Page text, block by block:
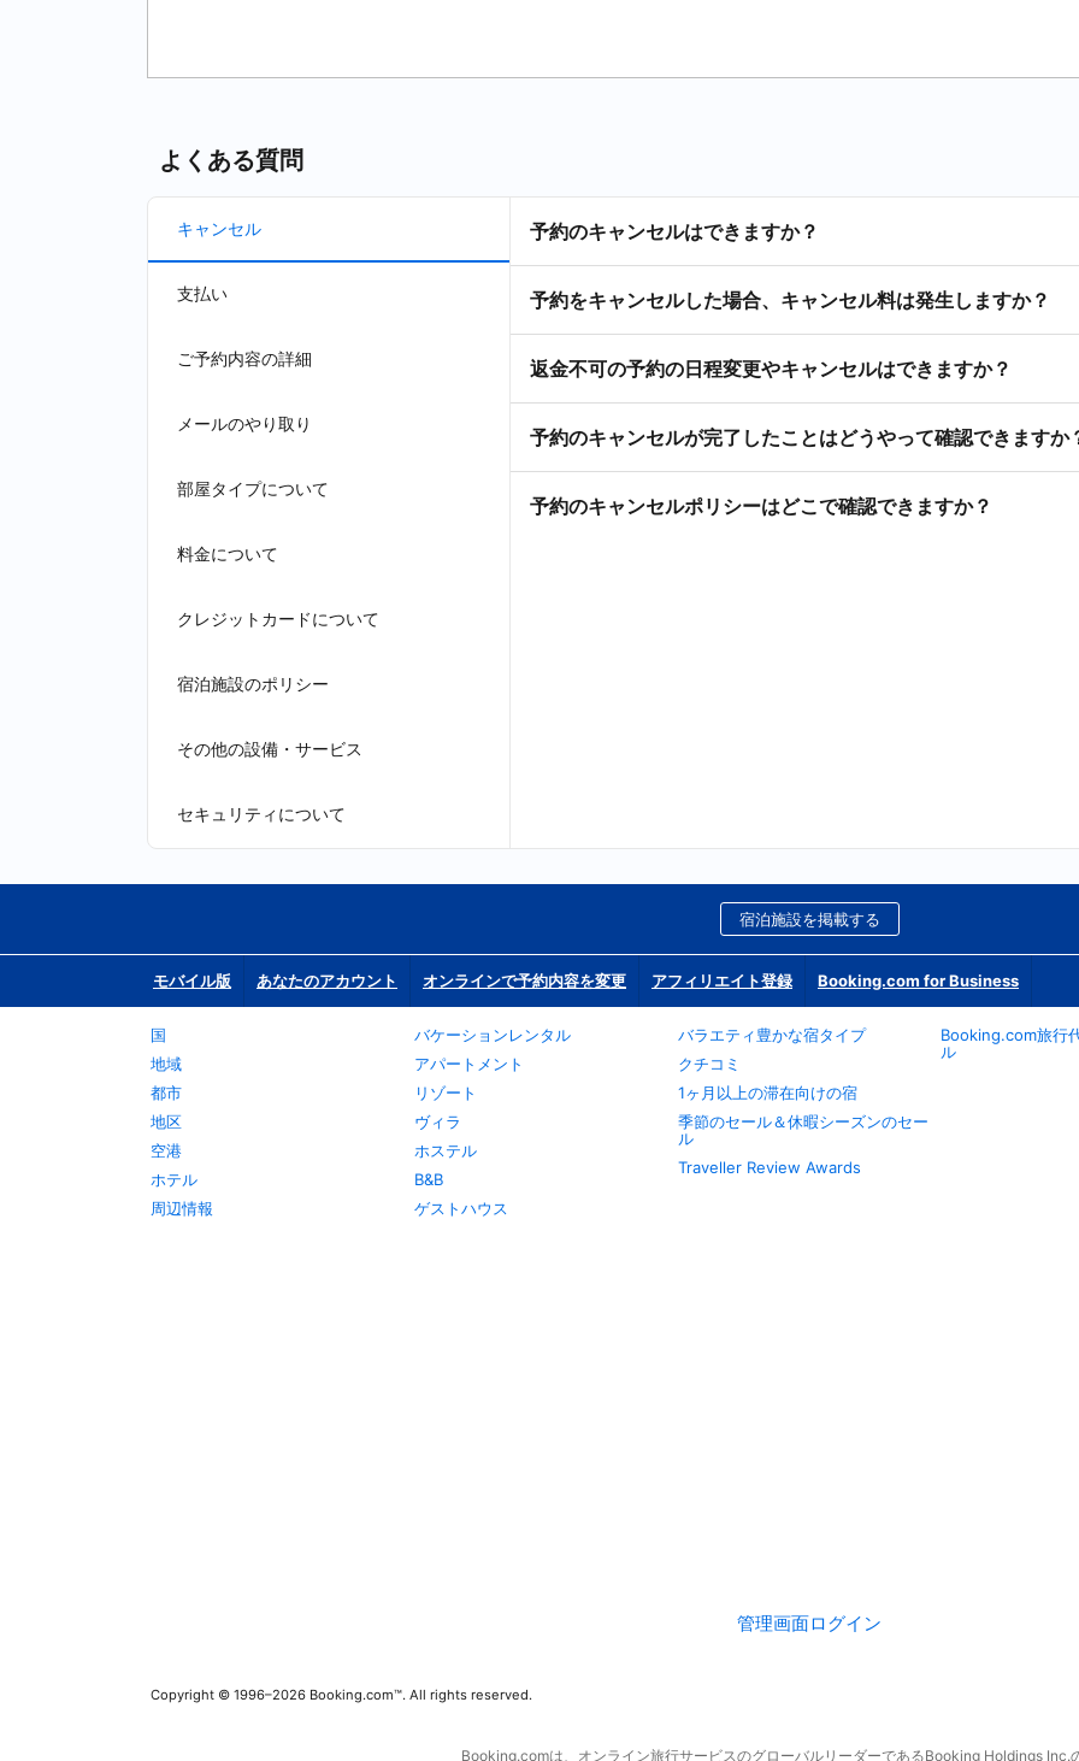
よくある質問
キャンセル
支払い
ご予約内容の詳細
メールのやり取り
部屋タイプについて
料金について
クレジットカードについて
宿泊施設のポリシー
その他の設備・サービス
セキュリティについて
予約のキャンセルはできますか？
予約をキャンセルした場合、キャンセル料は発生しますか？
返金不可の予約の日程変更やキャンセルはできますか？
予約のキャンセルが完了したことはどうやって確認できますか
予約のキャンセルポリシーはどこで確認できますか？
宿泊施設を掲載する
モバイル版 あなたのアカウント オンラインで予約内容を変更 アフィリエイト登録 Booking.com for Business
国
地域
都市
地区
空港
ホテル
周辺情報
バケーションレンタル
アパートメント
リゾート
ヴィラ
ホステル
B&B
ゲストハウス
バラエティ豊かな宿タイプ
クチコミ
1ヶ月以上の滞在向けの宿
季節のセール＆休暇シーズンのセー
ル
Traveller Review Awards
Booking.com旅行
ル
管理画面ログイン
Copyright © 1996–2026 Booking.com™. All rights reserved.
Booking.comは、オンライン旅行サービスのグローバルリーダーであるBooking Holdings Inc.